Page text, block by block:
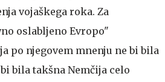
vojaškega roka. Za
oslabljeno Evropo"
po njegovem mnenju ne bi bila
bila takšna Nemčija celo